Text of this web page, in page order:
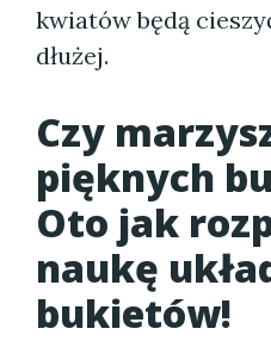
kwiatów będą
dłużej.
Czy
pięknych
Oto jak
naukę
bukietów!